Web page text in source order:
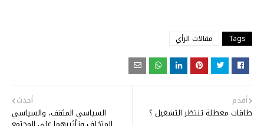
Tags مقالات الرأي
أحدث
السياسي المثقف، والسياسي
أقدم
طاقات معطلة تنتظر التشغيل ؟